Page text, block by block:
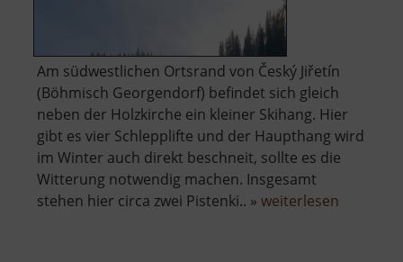
Am südwestlichen Ortsrand von Český Jiřetín
(Böhmisch Georgendorf) befindet sich gleich
neben der Holzkirche ein kleiner Skihang. Hier
gibt es vier Schlepplifte und der Haupthang wird
im Winter auch direkt beschneit, sollte es die
Witterung notwendig machen. Insgesamt
stehen hier circa zwei Pistenki.. » weiterlesen